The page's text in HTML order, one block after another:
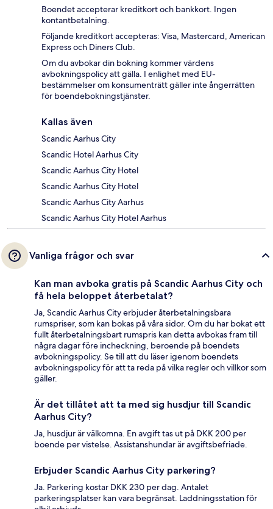
Boendet accepterar kreditkort och bankkort. Ingen
kontantbetalning.
Följande kreditkort accepteras: Visa, Mastercard, American
Express och Diners Club.
Om du avbokar din bokning kommer värdens
avbokningspolicy att gälla. I enlighet med EU-
bestämmelser om konsumenträtt gäller inte ångerrätten
för boendebokningstjänster.
Kallas även
Scandic Aarhus City
Scandic Hotel Aarhus City
Scandic Aarhus City Hotel
Scandic Aarhus City Hotel
Scandic Aarhus City Aarhus
Scandic Aarhus City Hotel Aarhus
Vanliga frågor och svar
Kan man avboka gratis på Scandic Aarhus City och
få hela beloppet återbetalat?
Ja, Scandic Aarhus City erbjuder återbetalningsbara
rumspriser, som kan bokas på våra sidor. Om du har bokat ett
fullt återbetalningsbart rumspris kan detta avbokas fram till
några dagar före incheckning, beroende på boendets
avbokningspolicy. Se till att du läser igenom boendets
avbokningspolicy för att ta reda på vilka regler och villkor som
gäller.
Är det tillåtet att ta med sig husdjur till Scandic
Aarhus City?
Ja, husdjur är välkomna. En avgift tas ut på DKK 200 per
boende per vistelse. Assistanshundar är avgiftsbefriade.
Erbjuder Scandic Aarhus City parkering?
Ja. Parkering kostar DKK 230 per dag. Antalet
parkeringsplatser kan vara begränsat. Laddningsstation för